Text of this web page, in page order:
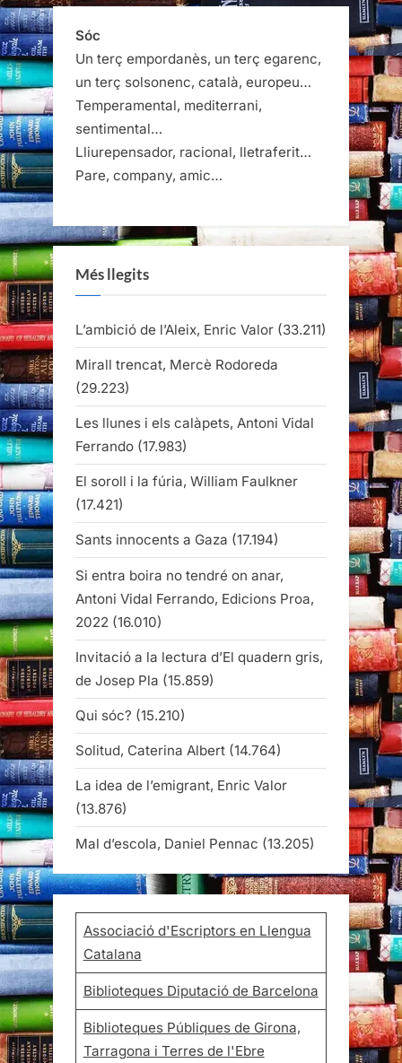
Sóc
Un terç empordanès, un terç egarenc,
un terç solsonenc, català, europeu…
Temperamental, mediterrani,
sentimental…
Lliurepensador, racional, lletraferit…
Pare, company, amic…
Més llegits
L’ambició de l’Aleix, Enric Valor (33.211)
Mirall trencat, Mercè Rodoreda
(29.223)
Les llunes i els calàpets, Antoni Vidal
Ferrando (17.983)
El soroll i la fúria, William Faulkner
(17.421)
Sants innocents a Gaza (17.194)
Si entra boira no tendré on anar,
Antoni Vidal Ferrando, Edicions Proa,
2022 (16.010)
Invitació a la lectura d’El quadern gris,
de Josep Pla (15.859)
Qui sóc? (15.210)
Solitud, Caterina Albert (14.764)
La idea de l’emigrant, Enric Valor
(13.876)
Mal d’escola, Daniel Pennac (13.205)
Associació d'Escriptors en Llengua
Catalana
Biblioteques Diputació de Barcelona
Biblioteques Públiques de Girona,
Tarragona i Terres de l'Ebre